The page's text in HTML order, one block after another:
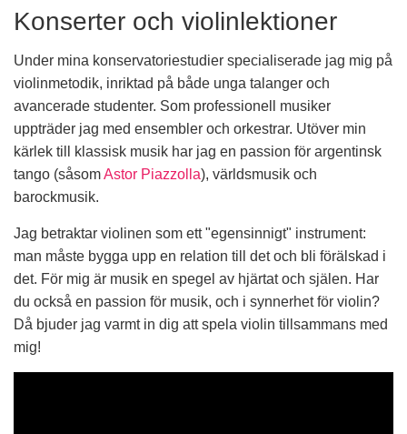
Konserter och violinlektioner
Under mina konservatoriestudier specialiserade jag mig på
violinmetodik, inriktad på både unga talanger och
avancerade studenter. Som professionell musiker
uppträder jag med ensembler och orkestrar. Utöver min
kärlek till klassisk musik har jag en passion för argentinsk
tango (såsomAstor Piazzolla), världsmusik och
barockmusik.
Jag betraktar violinen som ett "egensinnigt" instrument:
man måste bygga upp en relation till det och bli förälskad i
det. För mig är musik en spegel av hjärtat och själen. Har
du också en passion för musik, och i synnerhet för violin?
Då bjuder jag varmt in dig att spela violin tillsammans med
mig!